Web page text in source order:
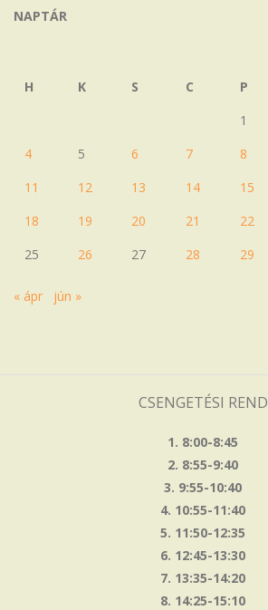
NAPTÁR
H
K S C P
1
4
5 6 7 8
11
12 13 14 15
18
19 20 21 22
25
26 27 28 29
« ápr jún »
CSENGETÉSI REND
1. 8:00-8:45
2. 8:55-9:40
3. 9:55-10:40
4. 10:55-11:40
5. 11:50-12:35
6. 12:45-13:30
7. 13:35-14:20
8. 14:25-15:10